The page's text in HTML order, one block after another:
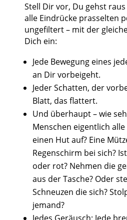
Stell Dir vor, Du gehst
alle Eindrücke prasselten
ungefiltert – mit der
Dich ein:
Jede Bewegung eines
an Dir vorbeigeht.
Jeder Schatten, der
Blatt, das flattert.
Und überhaupt – wie
Menschen eigentlich
einen Hut auf? Eine
Regenschirm bei sich?
oder rot? Nehmen die
aus der Tasche? Oder
Schneuzen die sich?
jemand?